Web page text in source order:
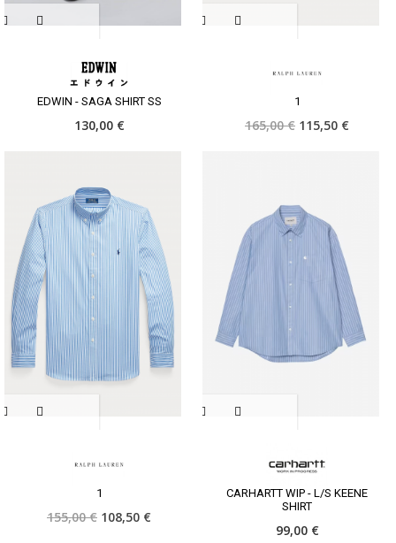
EDWIN - SAGA SHIRT SS
130,00 €
1
165,00 € 115,50 €
1
155,00 € 108,50 €
CARHARTT WIP - L/S KEENE
SHIRT
99,00 €